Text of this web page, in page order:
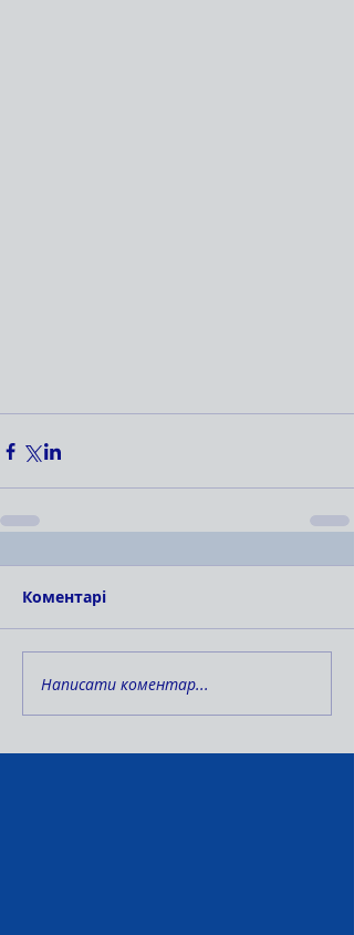
Коментарі
Написати коментар...